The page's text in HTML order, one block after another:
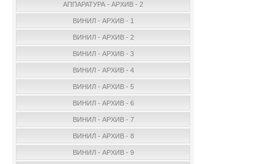
АППАРАТУРА - АРХИВ - 2
ВИНИЛ - АРХИВ - 1
ВИНИЛ - АРХИВ - 2
ВИНИЛ - АРХИВ - 3
ВИНИЛ - АРХИВ - 4
ВИНИЛ - АРХИВ - 5
ВИНИЛ - АРХИВ - 6
ВИНИЛ - АРХИВ - 7
ВИНИЛ - АРХИВ - 8
ВИНИЛ - АРХИВ - 9